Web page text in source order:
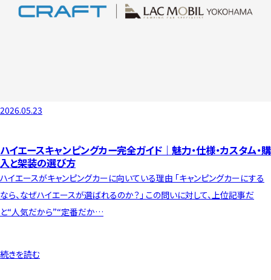
2026.05.23
ハイエースキャンピングカー完全ガイド｜魅力・仕様・カスタム・購
入と架装の選び方
ハイエースがキャンピングカーに向いている理由 「キャンピングカーにする
なら、なぜハイエースが選ばれるのか？」 この問いに対して、上位記事だ
と“人気だから”“定番だか…
続きを読む